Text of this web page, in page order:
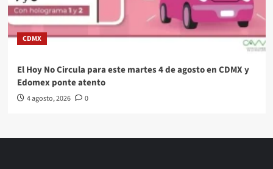
CDMX
El Hoy No Circula para este martes 4 de agosto en CDMX y
Edomex ponte atento
4 agosto, 2026 0